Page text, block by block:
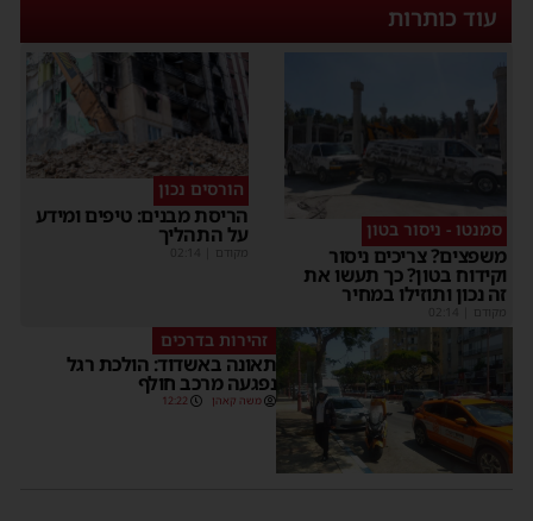
עוד כותרות
סמנטו - ניסור בטון
משפצים? צריכים ניסור
וקידוח בטון? כך תעשו את
זה נכון ותוזילו במחיר
מקודם
הורסים נכון
הריסת מבנים: טיפים ומידע
על התהליך
מקודם
זהירות בדרכים
תאונה באשדוד: הולכת רגל
נפגעה מרכב חולף
משה קאהן 12:22